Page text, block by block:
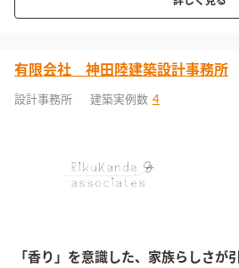
有限会社 神田陸建築設計事務所
設計事務所 建築実例数 4
「香り」を意識した、家族らしさが